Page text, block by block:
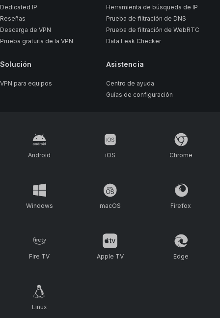
Dedicated IP
Reseñas
Descarga de VPN
Prueba gratuita de la VPN
Solución
VPN para equipos
Herramienta de búsqueda de IP
Prueba de filtración de DNS
Prueba de filtración de WebRTC
Data Leak Checker
Asistencia
Centro de ayuda
Guías de configuración
Android iOS Chrome
Windows macOS Firefox
Fire TV Apple TV Edge
Linux